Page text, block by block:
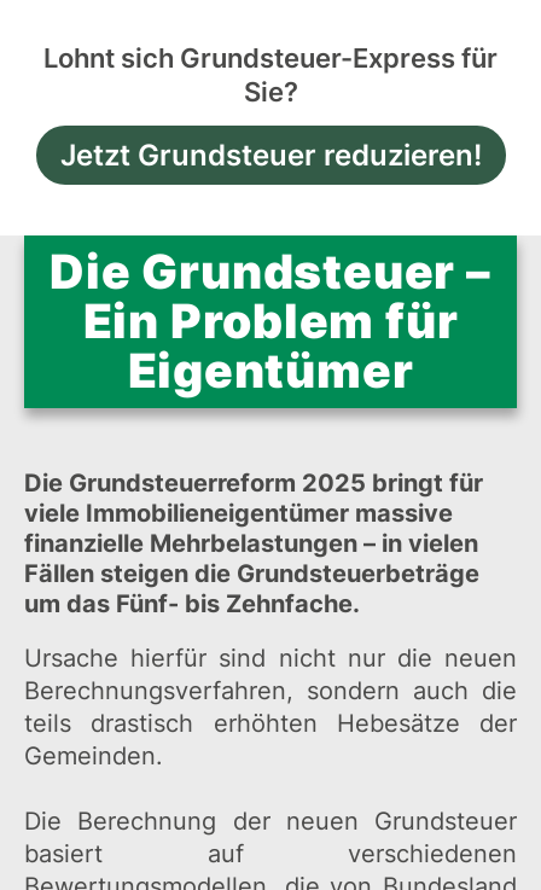
Lohnt sich Grundsteuer-Express für
Sie?
Jetzt Grundsteuer reduzieren!
Die Grundsteuer –
Ein Problem für
Eigentümer
Die Grundsteuerreform 2025 bringt für
viele Immobilieneigentümer massive
finanzielle Mehrbelastungen – in vielen
Fällen steigen die Grundsteuerbeträge
um das Fünf- bis Zehnfache.
Ursache hierfür sind nicht nur die neuen
Berechnungsverfahren, sondern auch die
teils drastisch erhöhten Hebesätze der
Gemeinden.
Die Berechnung der neuen Grundsteuer
basiert auf verschiedenen